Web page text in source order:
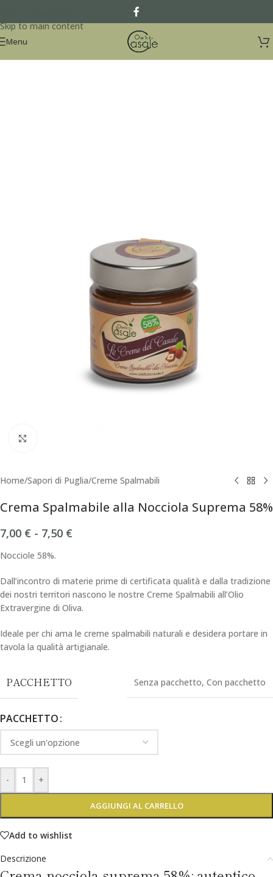
Skip to main content
Menu
Home/Sapori di Puglia/Creme Spalmabili
Crema Spalmabile alla Nocciola Suprema 58%
7,00 € - 7,50 €
Nocciole 58%.
Dall’incontro di materie prime di certificata qualità e dalla tradizione
dei nostri territori nascono le nostre Creme Spalmabili all’Olio
Extravergine di Oliva.
Ideale per chi ama le creme spalmabili naturali e desidera portare in
tavola la qualità artigianale.
PACCHETTO Senza pacchetto, Con pacchetto
PACCHETTO
- +
AGGIUNGI AL CARRELLO
Add to wishlist
Descrizione